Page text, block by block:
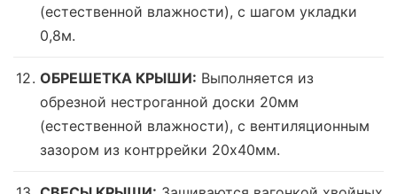
(естественной влажности), с шагом укладки
0,8м.
ОБРЕШЕТКА КРЫШИ: Выполняется из
обрезной нестроганной доски 20мм
(естественной влажности), с вентиляционным
зазором из контррейки 20х40мм.